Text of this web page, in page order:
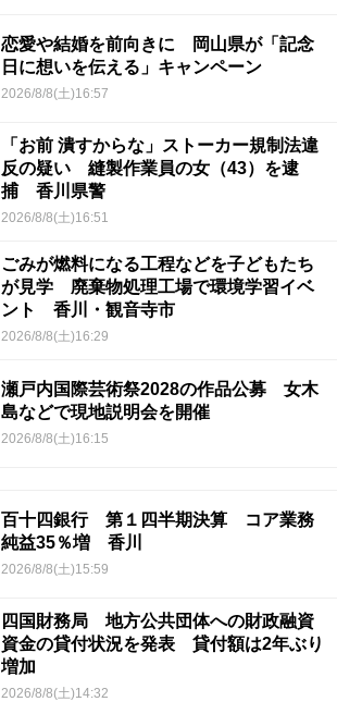
恋愛や結婚を前向きに 岡山県が「記念
日に想いを伝える」キャンペーン
2026/8/8(土)16:57
「お前 潰すからな」ストーカー規制法違
反の疑い 縫製作業員の女（43）を逮
捕 香川県警
2026/8/8(土)16:51
ごみが燃料になる工程などを子どもたち
が見学 廃棄物処理工場で環境学習イベ
ント 香川・観音寺市
2026/8/8(土)16:29
瀬戸内国際芸術祭2028の作品公募 女木
島などで現地説明会を開催
2026/8/8(土)16:15
百十四銀行 第１四半期決算 コア業務
純益35％増 香川
2026/8/8(土)15:59
四国財務局 地方公共団体への財政融資
資金の貸付状況を発表 貸付額は2年ぶり
増加
2026/8/8(土)14:32